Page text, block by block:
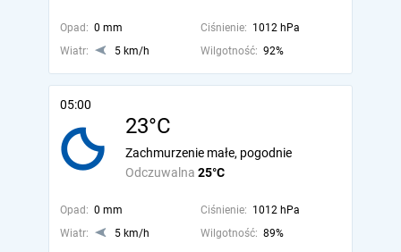
Opad: 0 mm Ciśnienie: 1012 hPa
Wiatr:
5 km/h Wilgotność: 92%
05:00
23°C
Odczuwalna 25°C
Zachmurzenie małe, pogodnie
Opad: 0 mm Ciśnienie: 1012 hPa
Wiatr:
5 km/h Wilgotność: 89%